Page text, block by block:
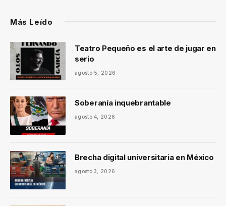
Más Leído
Teatro Pequeño es el arte de jugar en
serio
agosto 5, 2026
Soberanía inquebrantable
agosto 4, 2026
Brecha digital universitaria en México
agosto 3, 2026